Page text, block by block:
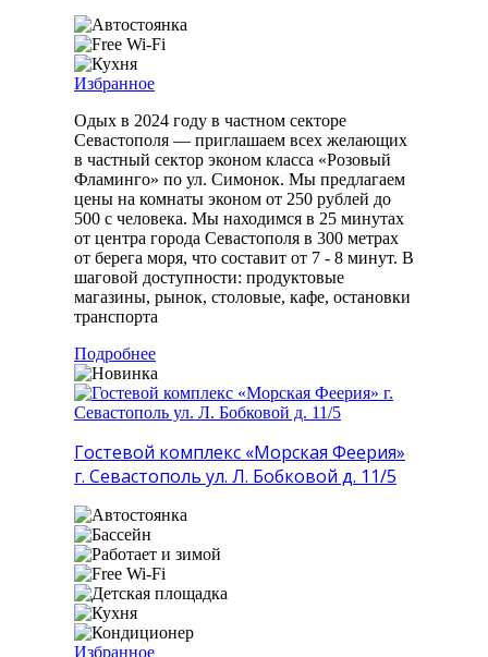
Избранное
Одых в 2024 году в частном секторе
Севастополя — приглашаем всех желающих
в частный сектор эконом класса «Розовый
Фламинго» по ул. Симонок. Мы предлагаем
цены на комнаты эконом от 250 рублей до
500 с человека. Мы находимся в 25 минутах
от центра города Севастополя в 300 метрах
от берега моря, что составит от 7 - 8 минут. В
шаговой доступности: продуктовые
магазины, рынок, столовые, кафе, остановки
транспорта
Подробнее
Гостевой комплекс «Морская Феерия»
г. Севастополь ул. Л. Бобковой д. 11/5
Избранное